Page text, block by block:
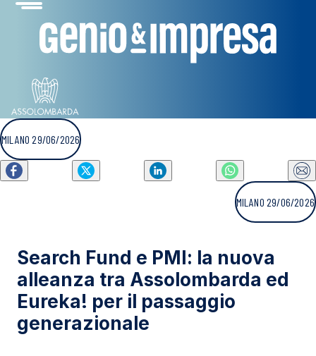
MILANO 29/06/2026
MILANO 29/06/2026
Search Fund e PMI: la nuova
alleanza tra Assolombarda ed
Eureka! per il passaggio
generazionale